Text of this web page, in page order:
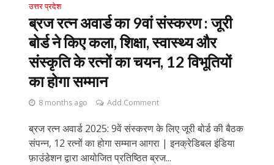
उत्तर प्रदेश
ब्रज रत्न अवार्ड का 9वां संस्करण : जूरी
बोर्ड ने किए कला, शिक्षा, स्वास्थ्य और
संस्कृति के रत्नों का चयन, 12 विभूतियों
का होगा सम्मान
8 months ago Add Comment
ब्रज रत्न अवार्ड 2025: 9वें संस्करण के लिए जूरी बोर्ड की बैठक
संपन्न, 12 रत्नों का होगा सम्मान आगरा | इनक्रेडिबल इंडिया
फ़ाउंडेशन द्वारा आयोजित प्रतिष्ठित ब्रज...